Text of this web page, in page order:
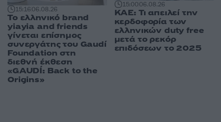
15:1606.08.26
Το ελληνικό brand
yiayia and friends
γίνεται επίσημος
συνεργάτης του Gaudí
Foundation στη
διεθνή έκθεση
«GAUDÍ: Back to the
Origins»
15:0006.08.26
ΚΑΕ: Τι απειλεί την
κερδοφορία των
ελληνικών duty free
μετά το ρεκόρ
επιδόσεων το 2025